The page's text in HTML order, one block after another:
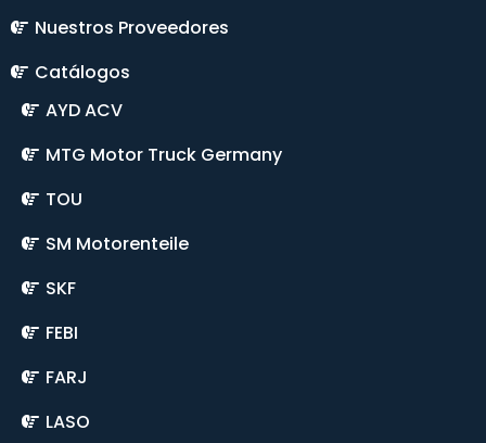
Nuestros Proveedores
Catálogos
AYD ACV
MTG Motor Truck Germany
TOU
SM Motorenteile
SKF
FEBI
FARJ
LASO